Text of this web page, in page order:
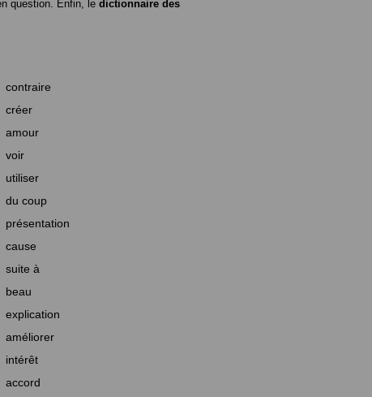
question. Enfin, le dictionnaire des
contraire
créer
amour
voir
utiliser
du coup
présentation
cause
suite à
beau
explication
améliorer
intérêt
accord